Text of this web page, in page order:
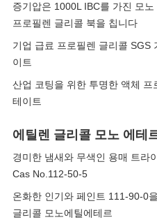
증기압은 1000L IBC를 가진 모
프로필렌 글리콜 북을 칩니다
기업 급료 프로필렌 글리콜 SGS
이트
산업 코팅을 위한 투명한 액체
테이트
에틸렌 글리콜 모노 에테
경미한 냄새와 무색인 용매 트라
Cas No.112-50-5
온화한 인기와 페인트 111-90-0
글리콜 모노에틸에테르